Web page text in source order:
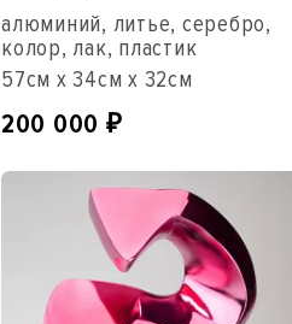
алюминий, литье, серебро,
колор, лак, пластик
57см x 34см x 32см
200 000 ₽